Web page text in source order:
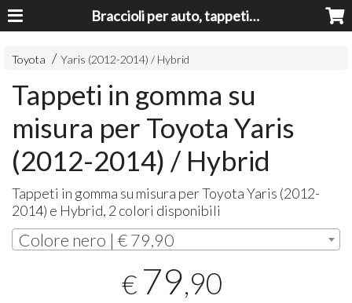
Braccioli per auto, tappeti auto, accessori auto MADE IN ITALY - Armrests, Mittelarmlehnen, Accoundoirs
Toyota Yaris (2012-2014) / Hybrid
Tappeti in gomma su
misura per Toyota Yaris
(2012-2014) / Hybrid
Tappeti in gomma su misura per Toyota Yaris (2012-
2014) e Hybrid, 2 colori disponibili
Colore nero | € 79,90
€ 79,90